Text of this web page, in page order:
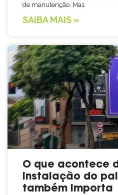
de manutenção. Mas
SAIBA MAIS »
O que acontece
instalação do
também importa